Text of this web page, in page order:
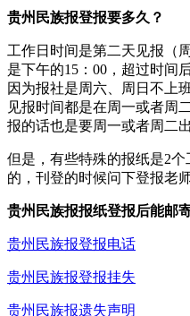
贵州民族报登报要多久？
工作日时间是第二天见报（
是下午的15：00，超过时间
因为报社是周六、周日不上
见报时间都是在周一或者周
报的话也是要周一或者周二出
但是，有些特殊的报纸是2
的，刊登的时候问下登报老
贵州民族报报纸登报后能邮
贵州民族报登报电话
贵州民族报登报挂失
贵州民族报遗失声明